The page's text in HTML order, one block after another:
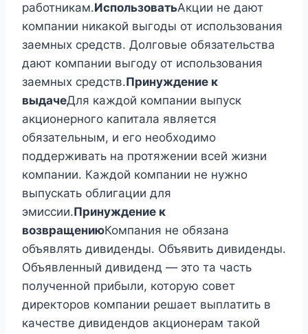
работникам.ИспользоватьАкции не дают
компании никакой выгоды от использования
заемных средств. Долговые обязательства
дают компании выгоду от использования
заемных средств.Принуждение к
выдачеДля каждой компании выпуск
акционерного капитала является
обязательным, и его необходимо
поддерживать на протяжении всей жизни
компании. Каждой компании не нужно
выпускать облигации для
эмиссии.Принуждение к
возвращениюКомпания не обязана
объявлять дивиденды. Объявить дивиденды.
Объявленный дивиденд — это та часть
полученной прибыли, которую совет
директоров компании решает выплатить в
качестве дивидендов акционерам такой